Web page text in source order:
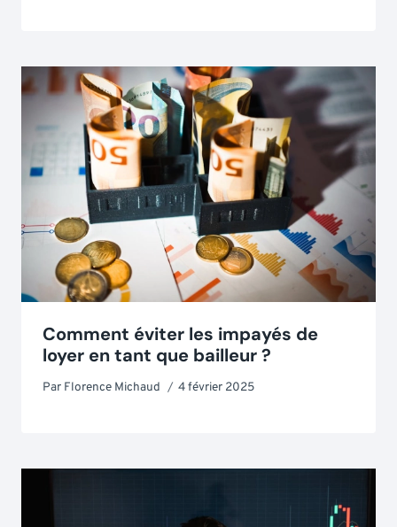
Comment éviter les impayés de
loyer en tant que bailleur ?
Par Florence Michaud 4 février 2025